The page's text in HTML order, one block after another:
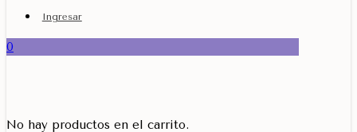
Ingresar
0
No hay productos en el carrito.